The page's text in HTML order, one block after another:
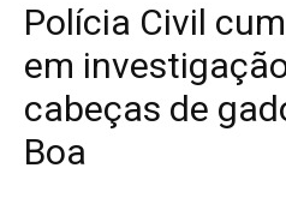
Polícia Civil
em
cabeças de
Boa